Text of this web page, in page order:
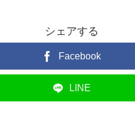
シェアする
Facebook
LINE